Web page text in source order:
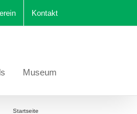
Kontakt
Museum
Startseite